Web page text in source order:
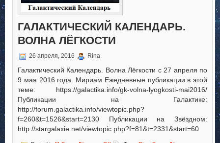
ГАЛАКТИЧЕСКИЙ КАЛЕНДАРЬ.
ВОЛНА ЛЁГКОСТИ
26 апреля, 2016 Rina
Галактический Календарь. Волна Лёгкости с 27 апреля по
9 мая 2016 года. Мириам Ежедневные публикации в этой
теме: https://galactika.info/gk-volna-lyogkosti-mai2016/
Публикации на Галактике:
http://forum.galactika.info/viewtopic.php?
f=260&t=1526&start=2130 Публикации на Звёздном:
http://stargalaxie.net/viewtopic.php?f=81&t=2331&start=60